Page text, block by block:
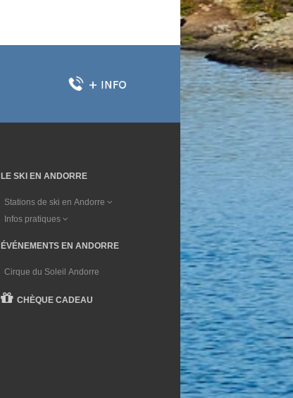
LE SKI EN ANDORRE
Stations de ski en Andorre
Infos pratiques
ÉVÉNEMENTS EN ANDORRE
Cirque du Soleil Andorre
CHÈQUE CADEAU